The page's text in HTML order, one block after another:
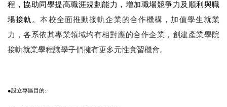
程，協助同學提高職涯規劃能力，增加職場競爭力及順利與職
場接軌。本校全面推動接軌企業的合作機構，加值學生就業
力，各系依其專業領域均有相對應的合作企業，創建產業學院
接軌就業學程讓學子們擁有更多元性實習機會。
●設立專區目的: